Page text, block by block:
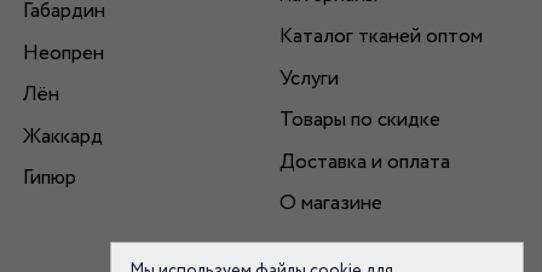
Габардин
Неопрен
Лён
Жаккард
Гипюр
Каталог тканей оптом
Услуги
Товары по скидке
Доставка и оплата
О магазине